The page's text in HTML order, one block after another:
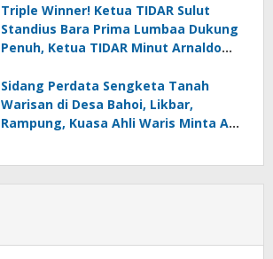
Triple Winner! Ketua TIDAR Sulut
Standius Bara Prima Lumbaa Dukung
Penuh, Ketua TIDAR Minut Arnaldo
05 MC JOE Sapu Bersih Tiga Gelar
Juara Umum
Sidang Perdata Sengketa Tanah
Warisan di Desa Bahoi, Likbar,
Rampung, Kuasa Ahli Waris Minta APH